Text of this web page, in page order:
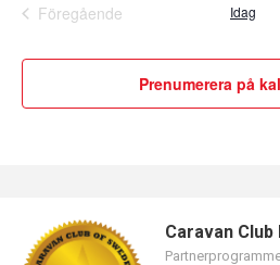
Föregående
Idag
Prenumerera på
Caravan